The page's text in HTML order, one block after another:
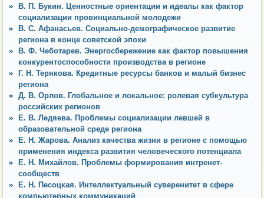
В. П. Букин. Ценностные ориентации и идеалы как фактор
социализации провинциальной молодежи
В. С. Афанасьев. Социально-демографическое развитие
региона в конце советской эпохи
В. Ф. Чеботарев. Энергосбережение как фактор повышения
конкурентоспособности производства в регионе
Г. Н. Терякова. Кредитные ресурсы банков и малый бизнес
региона
Д. В. Орлов. Глобальное и локальное: ролевая субкультура
российских регионов
Е. В. Ледяева. Проблемы социализации левшей в
образовательной среде региона
Е. Н. Жарова. Анализ качества жизни в регионе с помощью
применения индекса развития человеческого потенциала
Е. Н. Михайлов. Проблемы формирования интренет-
сообществ
Е. Н. Песоцкая. Интеллектуальный суверенитет в сфере
компьютерных коммуникаций